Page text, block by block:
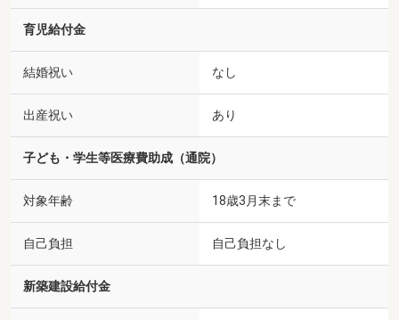
育児給付金
結婚祝い なし
出産祝い あり
子ども・学生等医療費助成（通院）
対象年齢 18歳3月末まで
自己負担 自己負担なし
新築建設給付金